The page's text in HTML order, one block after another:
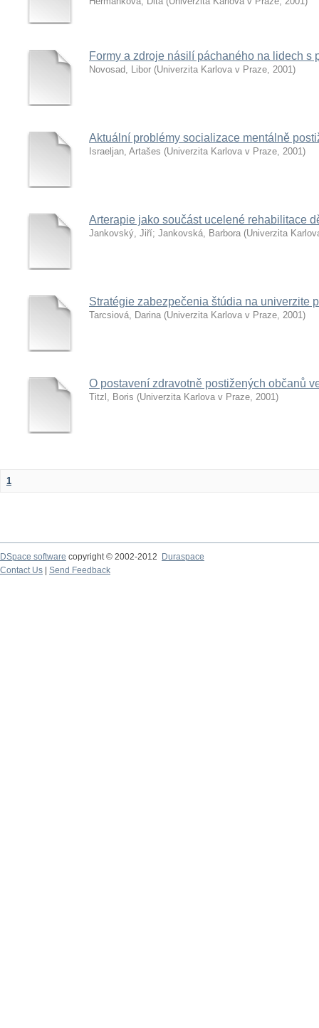
Formy a zdroje násilí páchaného na lidech s
Novosad, Libor (Univerzita Karlova v Praze, 2001)
Aktuální problémy socializace mentálně
Israeljan, Artašes (Univerzita Karlova v Praze, 2001)
Arterapie jako součást ucelené rehabilitace
Jankovský, Jiří; Jankovská, Barbora (Univerzita
Stratégie zabezpečenia štúdia na univerzite
Tarcsiová, Darina (Univerzita Karlova v Praze, 2001)
O postavení zdravotně postižených občanů
Titzl, Boris (Univerzita Karlova v Praze, 2001)
1
DSpace software copyright © 2002-2012
Duraspace
Contact Us
Send Feedback